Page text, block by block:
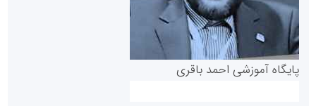
پایگاه آموزشی احمد باقری